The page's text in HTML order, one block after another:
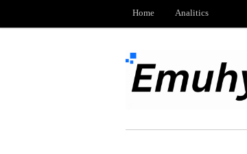
Home Analitics